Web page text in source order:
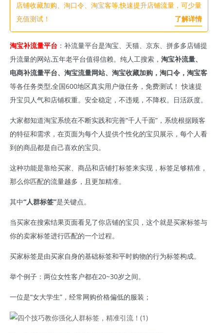
店铺收藏加购、淘口令、淘宝客等,快速提升店铺流量，可少量
充值测试！
了解详情
淘宝补流量平台 ：补流量平台是淘宝、天猫、京东、拼多多店铺提
升流量的网站,五年老平台值得信赖。纯人工搜索， 淘宝补流量、
电商补流量平台、淘宝流量网站、淘宝收藏加购，淘口令，淘宝客
等各任务类型,全国600地区真实用户做任务，免费测试！ 快速提
升宝贝人气和店铺权重。安全稳定，不违规，不降权。日活跃度。
大家都知道淘宝系统在不断实践和完善“千人千面”，系统根据顾客
的特征和需求，在页面为每个人提供个性化的宝贝展示，每个人看
到的商品都是自己喜欢的宝贝。
这种功能是靠给买家、商品和店铺打标签来实现，标签足够精准，
那么你匹配的流量越多，且更加精准。
其中“人群标签”是关键点。
当买家在搜索结果页面看见了你店铺的宝贝，这个就是买家标签与
你的卖家标签进行匹配的一个过程。
买家标签是由买家自身的基础标签和平时购物的行为标签构成。
举个例子：两位女性客户都在20~30岁之间。
一位是“女大学生”，经常网购价格偏低的服装；